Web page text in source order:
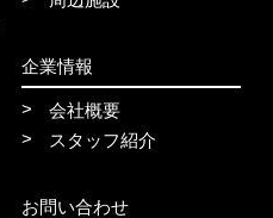
企業情報
会社概要
スタッフ紹介
お問い合わせ